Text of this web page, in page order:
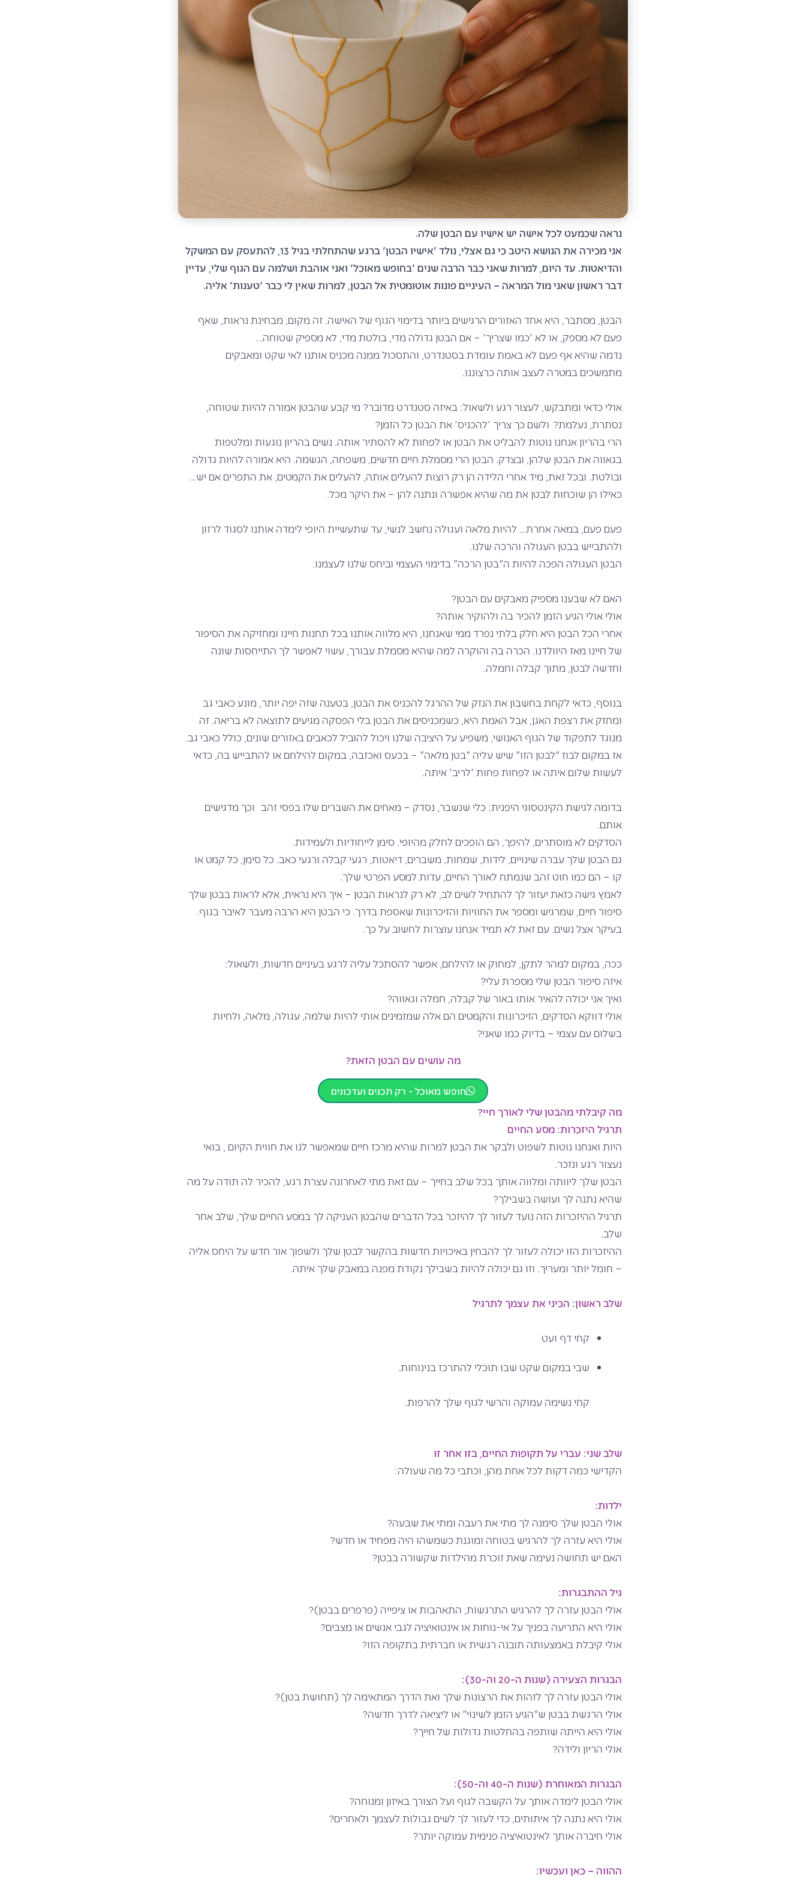
נראה שכמעט לכל אישה יש אישיו עם הבטן שלה.
אני מכירה את הנושא היטב כי גם אצלי, נולד 'אישיו הבטן' ברגע שהתחלתי בגיל 13, להתעסק עם המשקל
והדיאטות. עד היום, למרות שאני כבר הרבה שנים 'בחופש מאוכל' ואני אוהבת ושלמה עם הגוף שלי, עדיין
דבר ראשון שאני מול המראה – העיניים פונות אוטומטית אל הבטן, למרות שאין לי כבר 'טענות' אליה.
הבטן, מסתבר, היא אחד האזורים הרגישים ביותר בדימוי הגוף של האישה. זה מקום, מבחינת נראות, שאף
פעם לא מספק, או לא 'כמו שצריך' – אם הבטן גדולה מדי, בולטת מדי, לא מספיק שטוחה…
נדמה שהיא אף פעם לא באמת עומדת בסטנדרט, והתסכול ממנה מכניס אותנו לאי שקט ומאבקים
מתמשכים במטרה לעצב אותה כרצוננו.
אולי כדאי ומתבקש, לעצור רגע ולשאול: באיזה סטנדרט מדובר? מי קבע שהבטן אמורה להיות שטוחה,
נסתרת, נעלמת? ולשם כך צריך 'להכניס' את הבטן כל הזמן?
הרי בהריון אנחנו נוטות להבליט את הבטן או לפחות לא להסתיר אותה. נשים בהריון נוגעות ומלטפות
בגאווה את הבטן שלהן, ובצדק. הבטן הרי מסמלת חיים חדשים, משפחה, הגשמה. היא אמורה להיות גדולה
ובולטת. ובכל זאת, מיד אחרי הלידה הן רק רוצות להעלים אותה, להעלים את הקמטים, את התפרים אם יש…
כאילו הן שוכחות לבטן את מה שהיא אפשרה ונתנה להן – את היקר מכל.
פעם פעם, במאה אחרת… להיות מלאה ועגולה נחשב לנשי, עד שתעשיית היופי לימדה אותנו לסגוד לרזון
ולהתבייש בבטן העגולה והרכה שלנו.
הבטן העגולה הפכה להיות ה"בטן הרכה" בדימוי העצמי וביחס שלנו לעצמנו.
האם לא שבענו מספיק מאבקים עם הבטן?
אולי אולי הגיע הזמן להכיר בה ולהוקיר אותה?
אחרי הכל הבטן היא חלק בלתי נפרד ממי שאנחנו, היא מלווה אותנו בכל תחנות חיינו ומחזיקה את הסיפור
של חיינו מאז היוולדנו. הכרה בה והוקרה למה שהיא מסמלת עבורך, עשוי לאפשר לך התייחסות שונה
וחדשה לבטן, מתוך קבלה וחמלה.
בנוסף, כדאי לקחת בחשבון את הנזק של ההרגל להכניס את הבטן, בטענה שזה יפה יותר, מונע כאבי גב
ומחזק את רצפת האגן, אבל האמת היא, כשמכניסים את הבטן בלי הפסקה מגיעים לתוצאה לא בריאה. זה
מנוגד לתפקוד של הגוף האנושי, משפיע על היציבה שלנו ויכול להוביל לכאבים באזורים שונים, כולל כאבי גב.
אז במקום לבוז "לבטן הזו" שיש עליה "בטן מלאה" – בכעס ואכזבה, במקום להילחם או להתבייש בה, כדאי
לעשות שלום איתה או לפחות פחות 'לריב' איתה.
בדומה לגישת הקינטסוגי היפנית: כלי שנשבר, נסדק – מאחים את השברים שלו בפסי זהב וכך מדגישים
אותם.
הסדקים לא מוסתרים, להיפך, הם הופכים לחלק מהיופי. סימן לייחודיות ולעמידות.
גם הבטן שלך עברה שינויים, לידות, שמחות, משברים, דיאטות, רגעי קבלה ורגעי כאב. כל סימן, כל קמט או
קו – הם כמו חוט זהב שנמתח לאורך החיים, עדות למסע הפרטי שלך.
לאמץ גישה כזאת יעזור לך להתחיל לשים לב, לא רק לנראות הבטן – איך היא נראית, אלא לראות בבטן שלך
סיפור חיים, שמרגיש ומספר את החוויות והזיכרונות שאספת בדרך. כי הבטן היא הרבה מעבר לאיבר בגוף.
בעיקר אצל נשים. עם זאת לא תמיד אנחנו עוצרות לחשוב על כך.
ככה, במקום למהר לתקן, למחוק או להילחם, אפשר להסתכל עליה לרגע בעיניים חדשות, ולשאול:
איזה סיפור הבטן שלי מספרת עלי?
ואיך אני יכולה להאיר אותו באור של קבלה, חמלה וגאווה?
אולי דווקא הסדקים, הזיכרונות והקמטים הם אלה שמזמינים אותי להיות שלמה, עגולה, מלאה, ולחיות
בשלום עם עצמי – בדיוק כמו שאני?
מה עושים עם הבטן הזאת?
חופש מאוכל - רק תכנים ועדכונים
מה קיבלתי מהבטן שלי לאורך חיי?
תרגיל היזכרות: מסע החיים
היות ואנחנו נוטות לשפוט ולבקר את הבטן למרות שהיא מרכז חיים שמאפשר לנו את חווית הקיום , בואי
נעצור רגע ונזכר.
הבטן שלך ליוותה ומלווה אותך בכל שלב בחייך – עם זאת מתי לאחרונה עצרת רגע, להכיר לה תודה על מה
שהיא נתנה לך ועושה בשבילך?
תרגיל ההיזכרות הזה נועד לעזור לך להיזכר בכל הדברים שהבטן העניקה לך במסע החיים שלך, שלב אחר
שלב.
ההיזכרות הזו יכולה לעזור לך להבחין באיכויות חדשות בהקשר לבטן שלך ולשפוך אור חדש על היחס אליה
– חומל יותר ומעריך. וזו גם יכולה להיות בשבילך נקודת מפנה במאבק שלך איתה.
שלב ראשון: הכיני את עצמך לתרגיל
קחי דף ועט
שבי במקום שקט שבו תוכלי להתרכז בנינוחות.
קחי נשימה עמוקה והרשי לגוף שלך להרפות.
שלב שני: עברי על תקופות החיים, בזו אחר זו
הקדישי כמה דקות לכל אחת מהן, וכתבי כל מה שעולה:
ילדות:
אולי הבטן שלך סימנה לך מתי את רעבה ומתי את שבעה?
אולי היא עזרה לך להרגיש בטוחה ומוגנת כשמשהו היה מפחיד או חדש?
האם יש תחושה נעימה שאת זוכרת מהילדות שקשורה בבטן?
גיל ההתבגרות:
אולי הבטן עזרה לך להרגיש התרגשות, התאהבות או ציפייה (פרפרים בבטן)?
אולי היא התריעה בפניך על אי-נוחות או אינטואיציה לגבי אנשים או מצבים?
אולי קיבלת באמצעותה תובנה רגשית או חברתית בתקופה הזו?
הבגרות הצעירה (שנות ה-20 וה-30):
אולי הבטן עזרה לך לזהות את הרצונות שלך ואת הדרך המתאימה לך (תחושת בטן)?
אולי הרגשת בבטן ש"הגיע הזמן לשינוי" או ליציאה לדרך חדשה?
אולי היא הייתה שותפה בהחלטות גדולות של חייך?
אולי הריון ולידה?
הבגרות המאוחרת (שנות ה-40 וה-50):
אולי הבטן לימדה אותך על הקשבה לגוף ועל הצורך באיזון ומנוחה?
אולי היא נתנה לך איתותים, כדי לעזור לך לשים גבולות לעצמך ולאחרים?
אולי חיברה אותך לאינטואיציה פנימית עמוקה יותר?
ההווה – כאן ועכשיו: